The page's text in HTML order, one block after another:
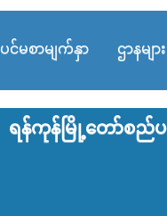
ပင်မစာမျက်နှာ ဌာနများ
ရန်ကုန်မြို့‌တော်စည်ပ